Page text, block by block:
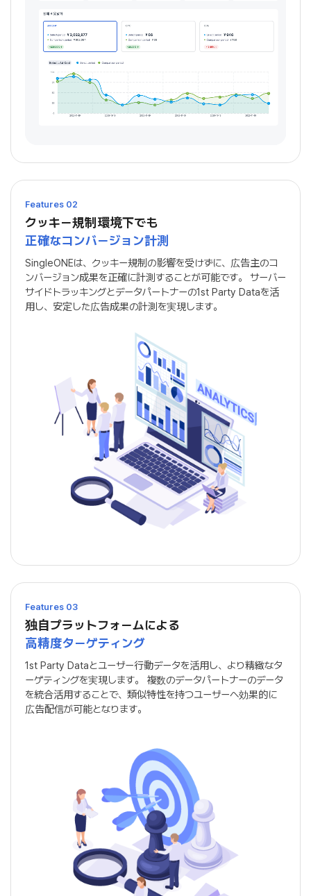
Features 02
クッキー規制環境下でも
正確なコンバージョン計測
SingleONEは、クッキー規制の影響を受けずに、広告主のコ
ンバージョン成果を正確に計測することが可能です。
サーバー
サイドトラッキングとデータパートナーの1st Party Dataを活
用し、安定した広告成果の計測を実現します。
Features 03
独自プラットフォームによる
高精度ターゲティング
1st Party Dataとユーザー行動データを活用し、より精緻なタ
ーゲティングを実現します。
複数のデータパートナーのデータ
を統合活用することで、類似特性を持つユーザーへ効果的に
広告配信が可能となります。